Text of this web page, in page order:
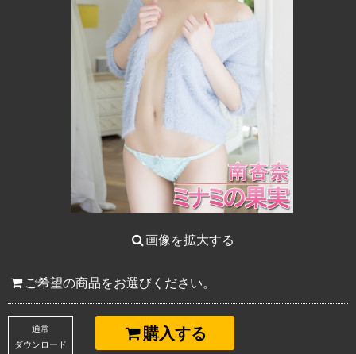
画像を拡大する
ご希望の商品をお選びください。
購入する
通常
ダウンロード